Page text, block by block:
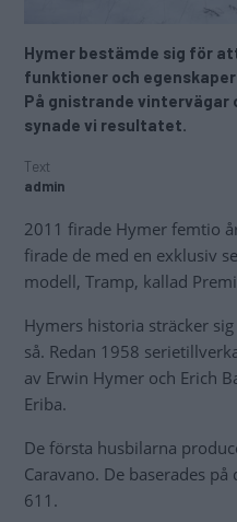
Hymer bestämde sig för
funktioner och
På gnistrande
synade vi resultatet.
Text
admin
2011 firade Hymer femtio
firade de med en exklusiv
modell, Tramp, kallad
Hymers historia sträcker
så. Redan 1958
av Erwin Hymer och Erich
Eriba.
De första husbilarna
Caravano. De baserades
611.